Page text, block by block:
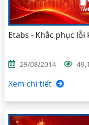
Etabs - Khắc phục
29/08/2014
Xem chi tiết